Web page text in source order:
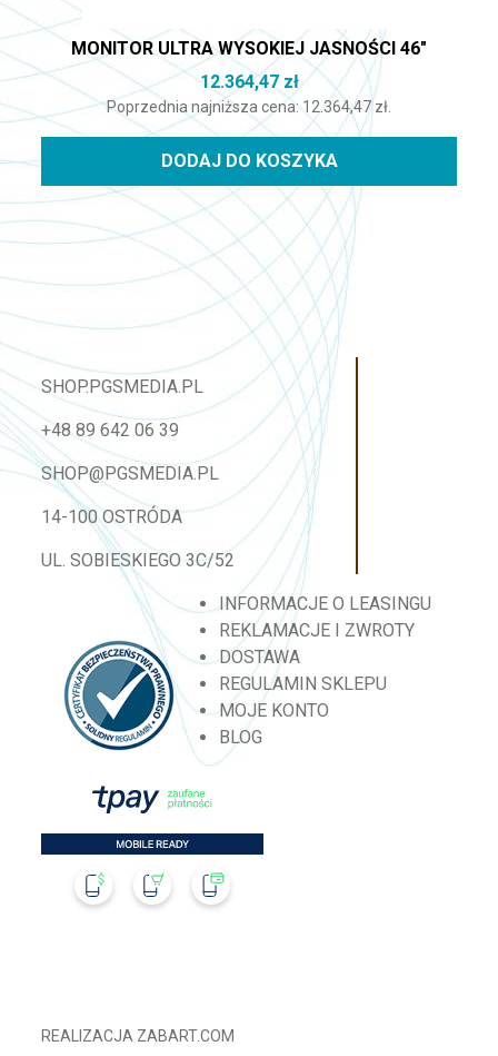
MONITOR ULTRA WYSOKIEJ JASNOŚCI 46″
12.364,47 zł
Poprzednia najniższa cena: 12.364,47 zł
DODAJ DO KOSZYKA
SHOP.PGSMEDIA.PL
+48 89 642 06 39
SHOP@PGSMEDIA.PL
14-100 OSTRÓDA
UL. SOBIESKIEGO 3C/52
INFORMACJE O LEASINGU
REKLAMACJE I ZWROTY
DOSTAWA
REGULAMIN SKLEPU
MOJE KONTO
BLOG
REALIZACJA ZABART.COM